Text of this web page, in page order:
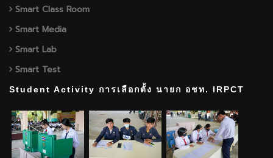
Smart Class Room
Smart Media
Smart Lab
Smart Test
Student Activity การเลือกตั้ง นายก อชท. IRPCT